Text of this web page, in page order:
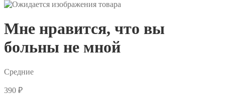
Мне нравится, что вы
больны не мной
Средние
390 ₽